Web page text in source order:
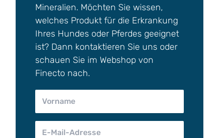
Mineralien. Möchten Sie wissen,
welches Produkt für die Erkrankung
Ihres Hundes oder Pferdes geeignet
ist? Dann kontaktieren Sie uns oder
schauen Sie im Webshop von
Finecto nach.